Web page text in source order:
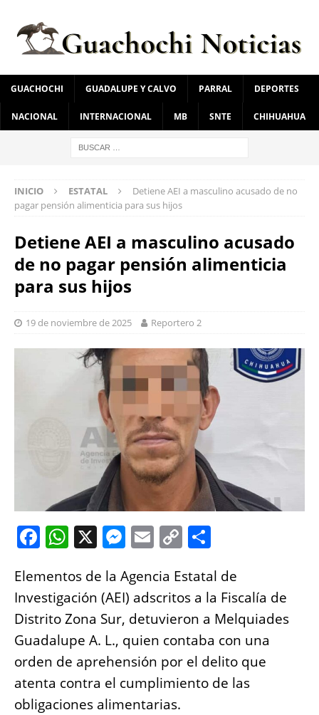
GUACHOCHI GUADALUPE Y CALVO PARRAL DEPORTES
NACIONAL INTERNACIONAL MB SNTE CHIHUAHUA
INICIO ESTATAL
Detiene AEI a masculino acusado de no
pagar pensión alimenticia para sus hijos
Detiene AEI a masculino acusado
de no pagar pensión alimenticia
para sus hijos
19 de noviembre de 2025 Reportero 2
F
c
e
b
o
o
k
W
at
s
A
p
p
X M
ss
e
n
g
er
E
ai
l
C
p
y
Li
n
k
a
re
Elementos de la Agencia Estatal de
Investigación (AEI) adscritos a la Fiscalía de
Distrito Zona Sur, detuvieron a Melquiades
Guadalupe A. L., quien contaba con una
orden de aprehensión por el delito que
atenta contra el cumplimiento de las
obligaciones alimentarias.